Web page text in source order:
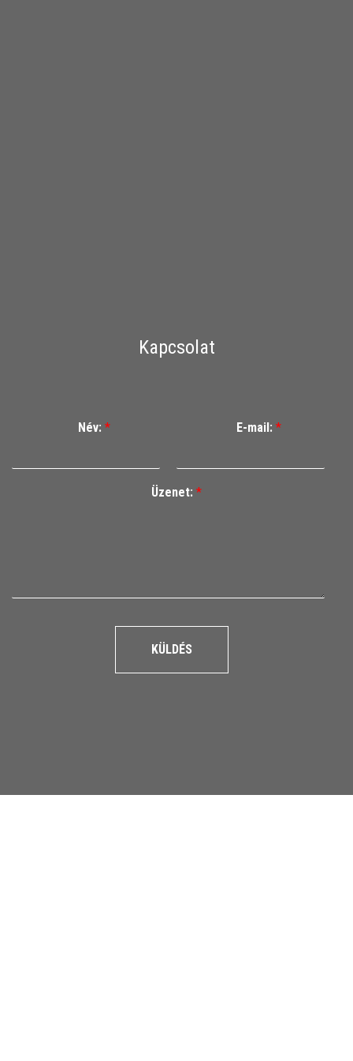
Kapcsolat
Név: * E-mail: *
Üzenet: *
KÜLDÉS